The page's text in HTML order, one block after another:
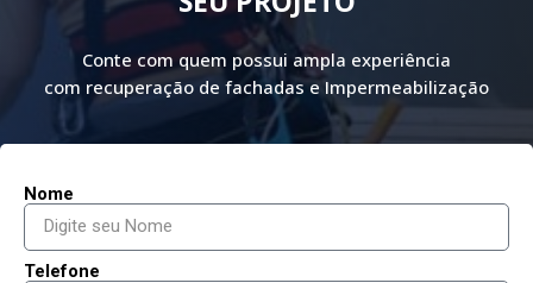
Conte com quem possui ampla experiência
com recuperação de fachadas e Impermeabilização
Nome
Telefone